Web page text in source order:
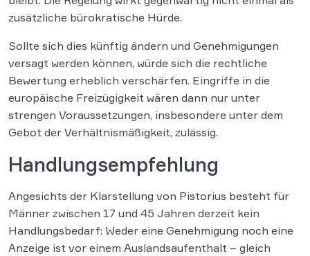
zusätzliche bürokratische Hürde.
Sollte sich dies künftig ändern und Genehmigungen
versagt werden können, würde sich die rechtliche
Bewertung erheblich verschärfen. Eingriffe in die
europäische Freizügigkeit wären dann nur unter
strengen Voraussetzungen, insbesondere unter dem
Gebot der Verhältnismäßigkeit, zulässig.
Handlungsempfehlung
Angesichts der Klarstellung von Pistorius besteht für
Männer zwischen 17 und 45 Jahren derzeit kein
Handlungsbedarf: Weder eine Genehmigung noch eine
Anzeige ist vor einem Auslandsaufenthalt – gleich